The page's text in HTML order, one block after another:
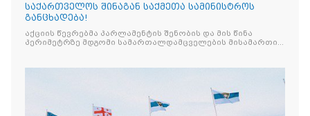
საქართველოს შინაგან საქმეთა სამინისტროს
განცხადება!
აქციის წევრებმა პარლამენტის შენობის და მის წინა
პერიმეტრზე მდგომი სამართალდამცველების მისამართით